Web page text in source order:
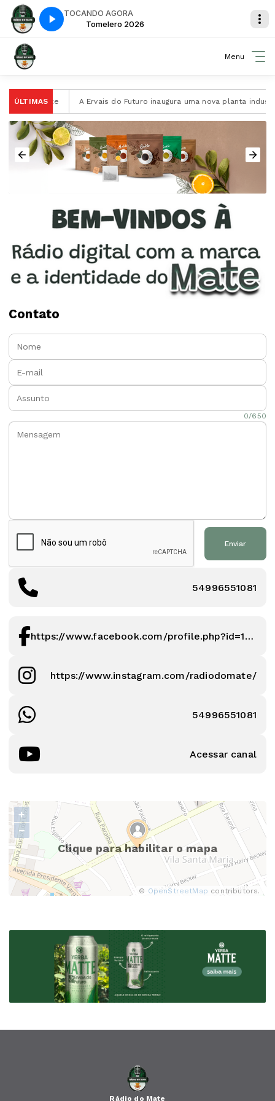
TOCANDO AGORA
2026 Tomelero 2026
Menu
ÚLTIMAS
Erva-Mate A Ervais do Futuro inaugura uma nova planta
Contato
Nome:
E-mail:
Assunto:
0/650
Enviar
54996551081
https://www.facebook.com/profile.php?id=100091454124480
https://www.instagram.com/radiodomate/
54996551081
Acessar canal
Clique para habilitar o mapa
+
−
© OpenStreetMap contributors.
Rádio do Mate